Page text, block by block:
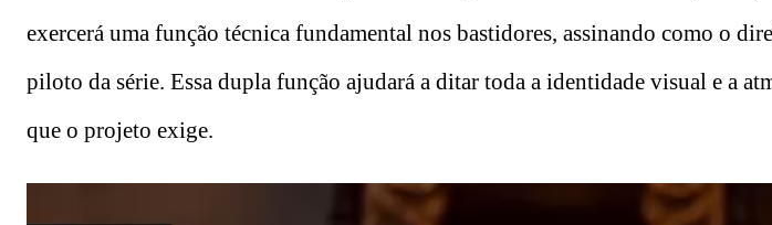
exercerá uma função técnica fundamental nos bastidores, assinando como o
piloto da série. Essa dupla função ajudará a ditar toda a identidade visual e a
que o projeto exige.